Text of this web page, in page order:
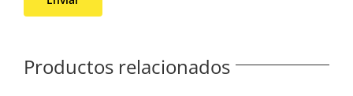
Productos relacionados